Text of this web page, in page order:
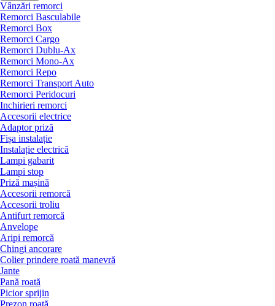
Vânzări remorci
Remorci Basculabile
Remorci Box
Remorci Cargo
Remorci Dublu-Ax
Remorci Mono-Ax
Remorci Repo
Remorci Transport Auto
Remorci Peridocuri
Inchirieri remorci
Accesorii electrice
Adaptor priză
Fișa instalație
Instalație electrică
Lampi gabarit
Lampi stop
Priză mașină
Accesorii remorcă
Accesorii troliu
Antifurt remorcă
Anvelope
Aripi remorcă
Chingi ancorare
Colier prindere roată manevră
Jante
Pană roată
Picior sprijin
Prezon roată